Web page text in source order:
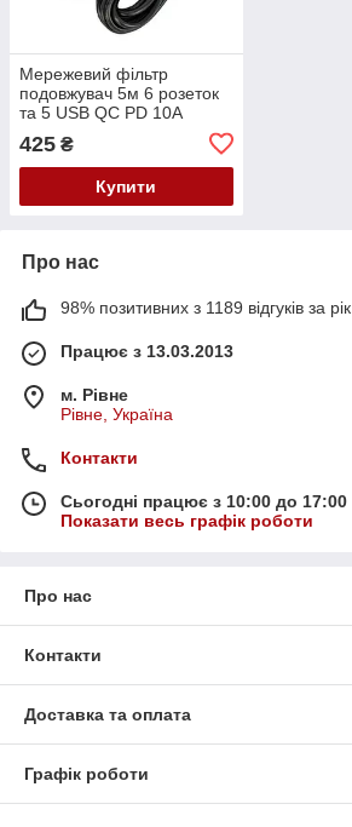
Мережевий фільтр
подовжувач 5м 6 розеток
та 5 USB QC PD 10А
425 ₴
Купити
Про нас
98% позитивних з 1189 відгуків за рік
Працює з 13.03.2013
м. Рівне
Рівне, Україна
Контакти
Сьогодні працює з 10:00 до 17:00
Показати весь графік роботи
Про нас
Контакти
Доставка та оплата
Графік роботи